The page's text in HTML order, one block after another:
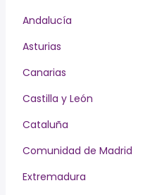
Andalucía
Asturias
Canarias
Castilla y León
Cataluña
Comunidad de Madrid
Extremadura